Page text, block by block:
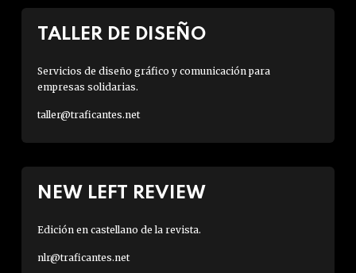
TALLER DE DISEÑO
Servicios de diseño gráfico y comunicación para
empresas solidarias.
taller@traficantes.net
NEW LEFT REVIEW
Edición en castellano de la revista.
nlr@traficantes.net